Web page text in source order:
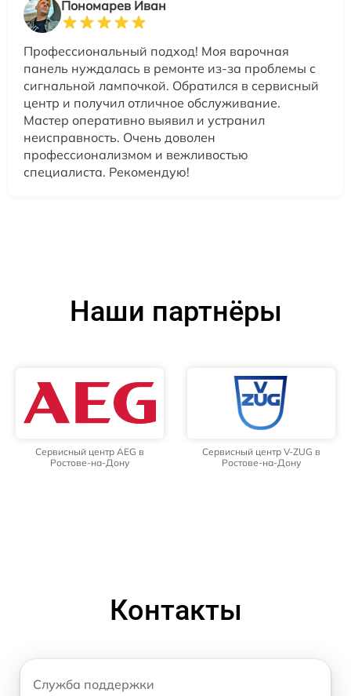
Пономарев Иван
Профессиональный подход! Моя варочная
панель нуждалась в ремонте из-за проблемы с
сигнальной лампочкой. Обратился в сервисный
центр и получил отличное обслуживание.
Мастер оперативно выявил и устранил
неисправность. Очень доволен
профессионализмом и вежливостью
специалиста. Рекомендую!
Наши партнёры
Сервисный центр AEG в
Ростове-на-Дону
Сервисный центр V-ZUG в
Ростове-на-Дону
Контакты
Служба поддержки